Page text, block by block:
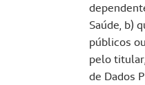
Saúde, b)
públicos
pelo
de Dados